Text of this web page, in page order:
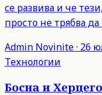
се развива и че
просто не трябва да
Admin Novinite· 26
Технологии
Босна и